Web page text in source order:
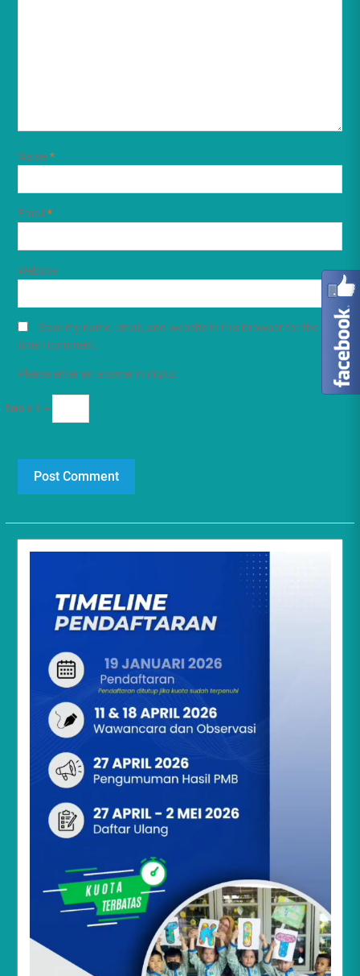
Name*
Email *
Website
Save my name, email, and website in this browser for the next
time I comment.
Please enter an answer in digits:
two × 1 =